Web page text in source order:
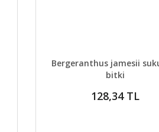
DETAYLAR GELİNCE
Bergeranthus jamesii
bitki
128,34 TL